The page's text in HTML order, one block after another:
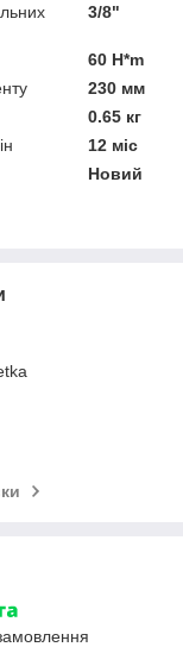
3/8"
60 H*m
230 мм
0.65 кг
12 міс
Новий